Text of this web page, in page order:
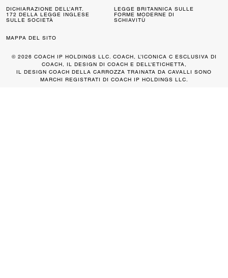
DICHIARAZIONE DELL’ART.
172 DELLA LEGGE INGLESE
SULLE SOCIETÀ
LEGGE BRITANNICA SULLE
FORME MODERNE DI
SCHIAVITÙ
MAPPA DEL SITO
© 2026 COACH IP HOLDINGS LLC. COACH, L’ICONICA C ESCLUSIVA DI
COACH, IL DESIGN DI COACH E DELL’ETICHETTA,
IL DESIGN COACH DELLA CARROZZA TRAINATA DA CAVALLI SONO
MARCHI REGISTRATI DI COACH IP HOLDINGS LLC.